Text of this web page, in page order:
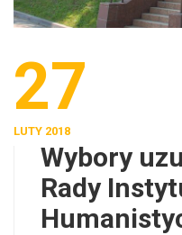
27
LUTY 2018
Wybory
Rady